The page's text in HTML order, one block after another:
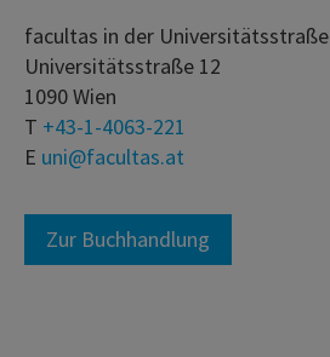
facultas in der Universitätsstraße
Universitätsstraße 12
1090 Wien
T +43-1-4063-221
E uni@facultas.at
Zur Buchhandlung